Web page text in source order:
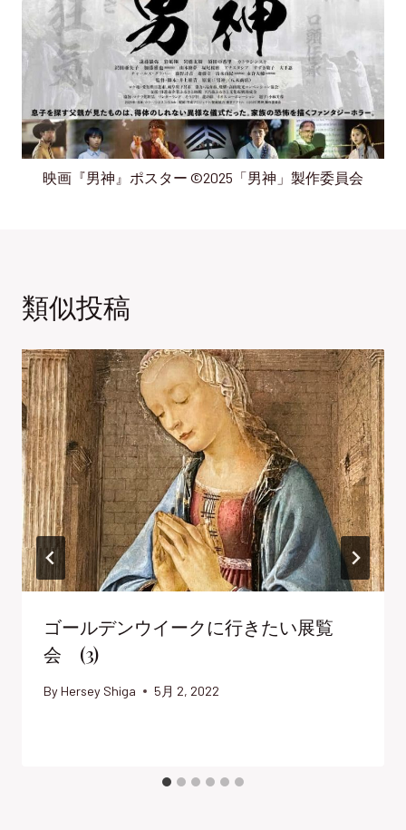
映画『男神』ポスター ©2025「男神」製作委員会
類似投稿
ゴールデンウイークに行きたい展覧
会 (3)
By Hersey Shiga 5月 2, 2022